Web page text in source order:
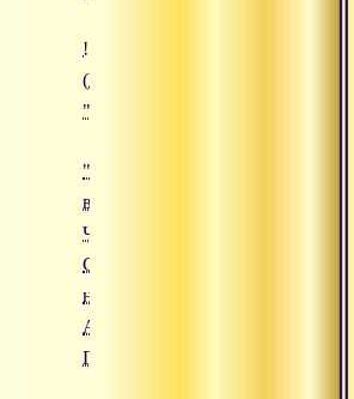
!["Сукшма-вьяяма. Часть 4.
(https://www.advayta.org/upload/
""Сукшма-вьяяма. Часть 4.
"Сукшма-
вьяяма.
Часть 4.
Спина,
ноги",
Адимата
Гири